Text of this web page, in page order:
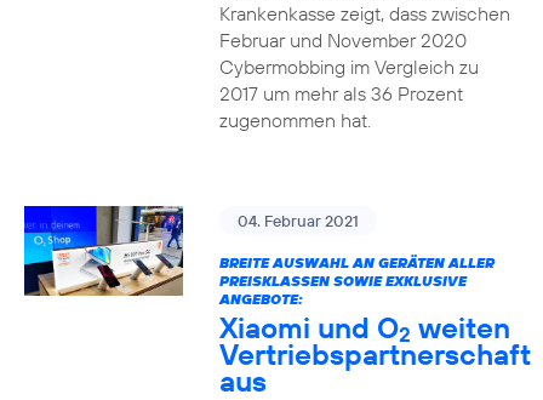
Krankenkasse zeigt, dass zwischen
Februar und November 2020
Cybermobbing im Vergleich zu
2017 um mehr als 36 Prozent
zugenommen hat.
04. Februar 2021
BREITE AUSWAHL AN GERÄTEN ALLER
PREISKLASSEN SOWIE EXKLUSIVE
ANGEBOTE:
Xiaomi und O2 weiten
Vertriebspartnerschaft
aus